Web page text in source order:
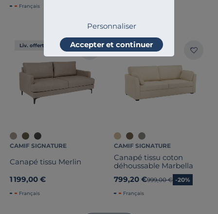
Personnaliser
Accepter et continuer
Français
Liv. offerte
CAMIF SIGNATURE
Canapé tissu Merlin
1 199,00 €
Français
Liv. offerte
CAMIF SIGNATURE
Canapé tissu coton
déhoussable Marbella
799,20 €Ancien prix
999,00 € -20%
Français